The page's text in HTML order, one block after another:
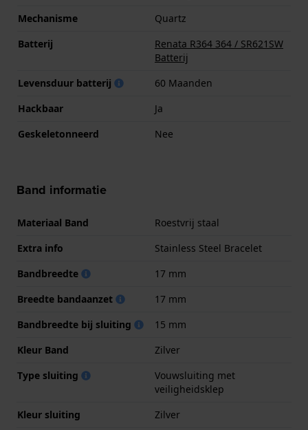
Mechanisme
Quartz
Batterij
Renata R364 364 / SR621SW
Batterij
Levensduur batterij
60 Maanden
Hackbaar
Ja
Geskeletonneerd
Nee
Band informatie
Materiaal Band
Roestvrij staal
Extra info
Stainless Steel Bracelet
Bandbreedte
17 mm
Breedte bandaanzet
17 mm
Bandbreedte bij sluiting
15 mm
Kleur Band
Zilver
Type sluiting
Vouwsluiting met
veiligheidsklep
Kleur sluiting
Zilver